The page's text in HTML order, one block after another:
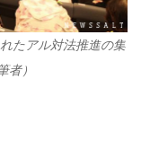
たアル対法推進の集
）